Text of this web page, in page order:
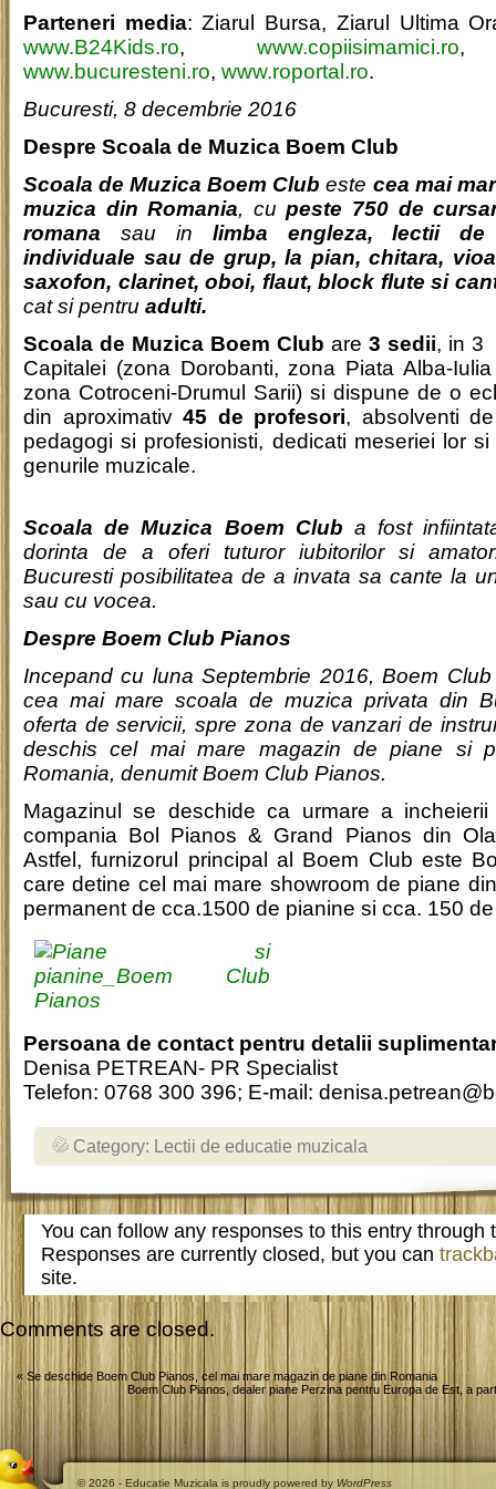
Parteneri media: Ziarul Bursa, Ziarul Ultima
www.B24Kids.ro, www.copiisimamici.ro
www.bucuresteni.ro, www.roportal.ro.
Bucuresti, 8 decembrie 2016
Despre Scoala de Muzica Boem Club
Scoala de Muzica Boem Club este cea mai
muzica din Romania, cupeste 750 de
romana sau in limba engleza,
lectii de
individuale sau de grup, la pian, chitara,
saxofon, clarinet, oboi, flaut, block flute si
cat si pentru adulti.
Scoala de Muzica Boem Club are 3 sedii, in 3
Capitalei (zona Dorobanti, zona Piata Alba-
zona Cotroceni-Drumul Sarii) si dispune de o
din aproximativ 45 de profesori, absolventi
pedagogi si profesionisti, dedicati meseriei lor
genurile muzicale.
Scoala de Muzica Boem Club a fost
dorinta de a oferi tuturor iubitorilor si
Bucuresti posibilitatea de a invata sa cante la
sau cu vocea.
Despre Boem Club Pianos
Incepand cu luna Septembrie 2016, Boem
cea mai mare scoala de muzica privata din
oferta de servicii, spre zona de vanzari de
deschis cel mai mare magazin de piane si
Romania, denumit Boem Club Pianos.
Magazinul se deschide ca urmare a incheierii
compania Bol Pianos & Grand Pianos din
Astfel, furnizorul principal al Boem Club este
care detine cel mai mare showroom de piane
permanent de cca.1500 de pianine si cca. 150
Persoana de contact pentru detalii
Denisa PETREAN- PR Specialist
Telefon: 0768 300 396; E-mail:
Category: Lectii de educatie muzicala
You can follow any responses to this entry through
Responses are currently closed, but you can
site.
Comments are closed.
« Se deschide Boem Club Pianos, cel mai mare magazin de piane din Romania
Boem Club Pianos, dealer piane Perzina pentru Europa de Est, a
© 2026 - Educatie Muzicala is proudly powered by WordPress